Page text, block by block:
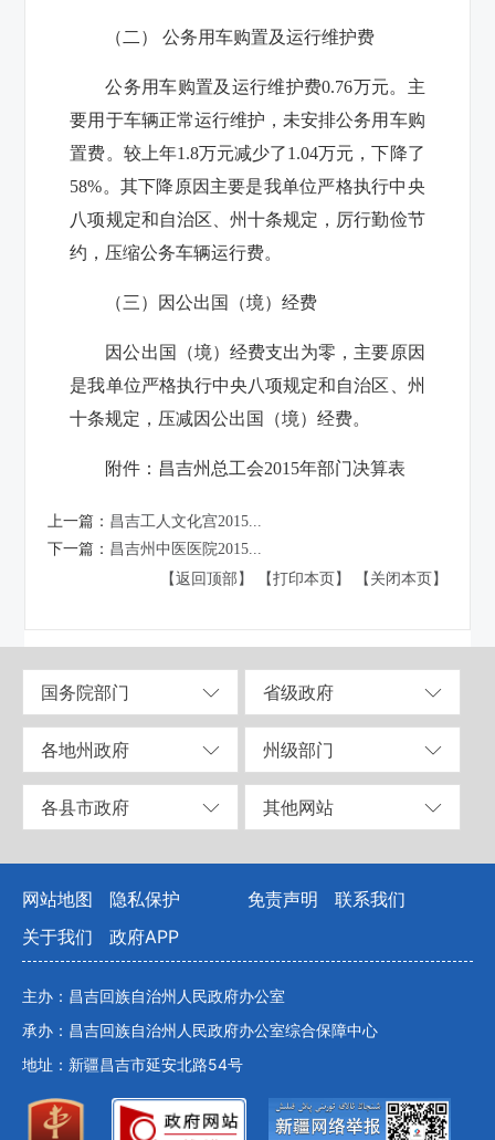
（二） 公务用车购置及运行维护费
公务用车购置及运行维护费0.76万元。主
要用于车辆正常运行维护，未安排公务用车购
置费。较上年1.8万元减少了1.04万元，下降了
58%。其下降原因主要是我单位严格执行中央
八项规定和自治区、州十条规定，厉行勤俭节
约，压缩公务车辆运行费。
（三）因公出国（境）经费
因公出国（境）经费支出为零，主要原因
是我单位严格执行中央八项规定和自治区、州
十条规定，压减因公出国（境）经费。
附件： 昌吉州总工会2015年部门决算表
上一篇： 昌吉工人文化宫2015...
下一篇： 昌吉州中医医院2015...
【返回顶部】
【打印本页】 【关闭本页】
国务院部门 省级政府
各地州政府 州级部门
各县市政府 其他网站
网站地图 隐私保护 免责声明
联系我们
关于我们
政府APP
主办：昌吉回族自治州人民政府办公室
承办：昌吉回族自治州人民政府办公室综合保障中心
地址：新疆昌吉市延安北路54号